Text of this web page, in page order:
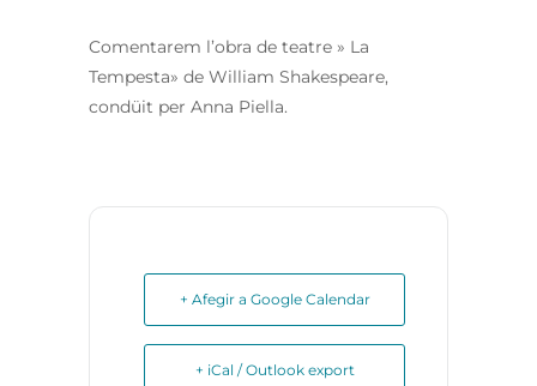
Comentarem l’obra de teatre » La
Tempesta» de William Shakespeare,
condüit per Anna Piella.
+ Afegir a Google Calendar
+ iCal / Outlook export